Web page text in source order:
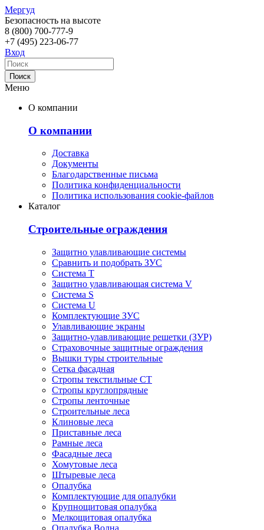
Мергуд
Безопасность на высоте
8 (800) 700-777-9
+7 (495) 223-06-77
Вход
Меню
О компании
О компании
Доставка
Документы
Благодарственные письма
Политика конфиденциальности
Политика использования cookie-файлов
Каталог
Строительные ограждения
Защитно улавливающие системы
Сравнить и подобрать ЗУС
Система Т
Защитно улавливающая система V
Система S
Система U
Комплектующие ЗУС
Улавливающие экраны
Защитно-улавливающие решетки (ЗУР)
Страховочные защитные ограждения
Вышки туры строительные
Сетка фасадная
Стропы текстильные СТ
Cтропы круглопрядные
Cтропы ленточные
Строительные леса
Клиновые леса
Приставные леса
Рамные леса
Фасадные леса
Хомутовые леса
Штыревые леса
Опалубка
Комплектующие для опалубки
Крупнощитовая опалубка
Мелкощитовая опалубка
Опалубка Волна